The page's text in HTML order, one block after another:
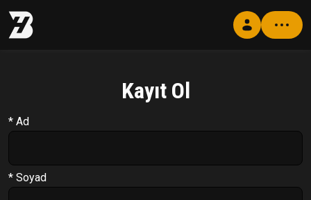
Supplement Programı
Soru Cevap
Kayıt Ol
* Ad
* Soyad